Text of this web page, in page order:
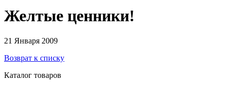
Желтые ценники!
21 Января 2009
Возврат к списку
Каталог товаров